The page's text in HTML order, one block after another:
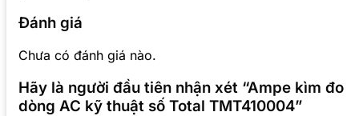
Đánh giá
Chưa có đánh giá nào.
Hãy là người đầu tiên nhận xét “Ampe kìm đo
dòng AC kỹ thuật số Total TMT410004”